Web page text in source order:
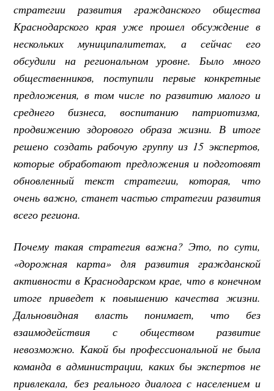
стратегии развития гражданского общества
Краснодарского края уже прошел обсуждение в
нескольких муниципалитетах, а сейчас его
обсудили на региональном уровне. Было много
общественников, поступили первые конкретные
предложения, в том числе по развитию малого и
среднего бизнеса, воспитанию патриотизма,
продвижению здорового образа жизни. В итоге
решено создать рабочую группу из 15 экспертов,
которые обработают предложения и подготовят
обновленный текст стратегии, которая, что
очень важно, станет частью стратегии развития
всего региона.
Почему такая стратегия важна? Это, по сути,
«дорожная карта» для развития гражданской
активности в Краснодарском крае, что в конечном
итоге приведет к повышению качества жизни.
Дальновидная власть понимает, что без
взаимодействия с обществом развитие
невозможно. Какой бы профессиональной не была
команда в администрации, каких бы экспертов не
привлекала, без реального диалога с населением и